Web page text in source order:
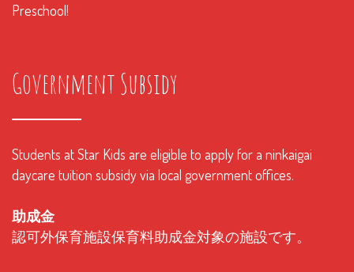
Preschool!
Government Subsidy
Students at Star Kids are eligible to apply for a ninkaigai
daycare tuition subsidy via local government offices.
助成金
認可外保育施設保育料助成金対象の施設です。